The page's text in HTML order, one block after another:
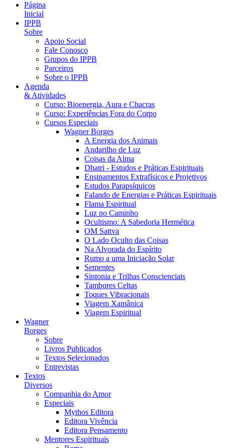
Página
Inicial
IPPB
Sobre
Apoio Social
Fale Conosco
Grupos do IPPB
Parceiros
Sobre o IPPB
Agenda
& Atividades
Curso: Bioenergia, Aura e Chacras
Curso: Experiências Fora do Corpo
Cursos Especiais
Wagner Borges
A Energia dos Animais
Andarilho de Luz
Coisas da Alma
Dhatri - Estudos e Práticas Espirituais
Ensinamentos Extrafísicos e Projetivos
Estudos Parapsíquicos
Falando de Energias e Práticas Espirituais
Flama Espiritual
Luz no Caminho
Ocultismo: A Sabedoria Hermética
OM Sattva
O Lado Oculto das Coisas
Na Alvorada do Espírito
Rumo a uma Iniciação Solar
Sementes
Sintonia e Trilhas Conscienciais
Tambores Celtas
Toques Vibracionais
Viagem Xamânica
Viagem Espiritual
Wagner
Borges
Sobre
Livros Publicados
Textos Selecionados
Entrevistas
Textos
Diversos
Companhia do Amor
Especiais
Mythos Editora
Editora Vivência
Editora Pensamento
Mentores Espirituais